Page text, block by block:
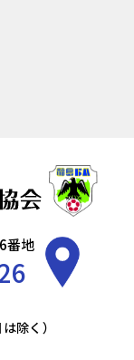
番地
除く）